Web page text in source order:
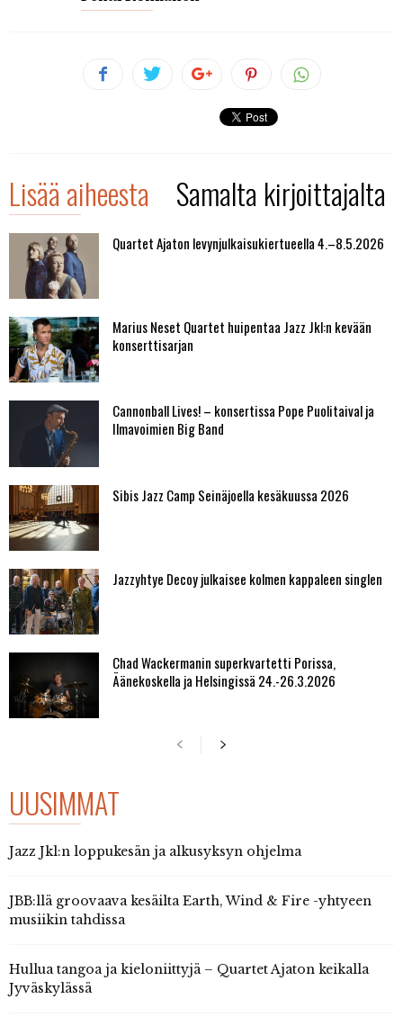
Lisää aiheesta Samalta kirjoittajalta
Quartet Ajaton levynjulkaisukiertueella 4.–8.5.2026
Marius Neset Quartet huipentaa Jazz Jkl:n kevään
konserttisarjan
Cannonball Lives! – konsertissa Pope Puolitaival ja
Ilmavoimien Big Band
Sibis Jazz Camp Seinäjoella kesäkuussa 2026
Jazzyhtye Decoy julkaisee kolmen kappaleen singlen
Chad Wackermanin superkvartetti Porissa,
Äänekoskella ja Helsingissä 24.-26.3.2026
UUSIMMAT
Jazz Jkl:n loppukesän ja alkusyksyn ohjelma
JBB:llä groovaava kesäilta Earth, Wind & Fire -yhtyeen
musiikin tahdissa
Hullua tangoa ja kieloniittyjä – Quartet Ajaton keikalla
Jyväskylässä